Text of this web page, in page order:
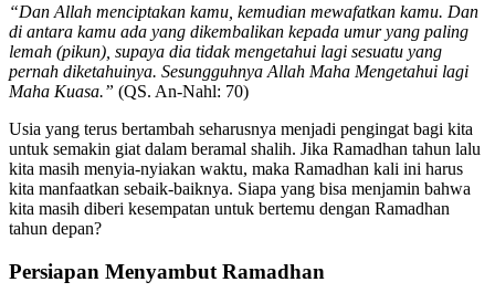
“Dan Allah menciptakan kamu, kemudian mewafatkan kamu. Dan
di antara kamu ada yang dikembalikan kepada umur yang paling
lemah (pikun), supaya dia tidak mengetahui lagi sesuatu yang
pernah diketahuinya. Sesungguhnya Allah Maha Mengetahui lagi
Maha Kuasa.” (QS. An-Nahl: 70)
Usia yang terus bertambah seharusnya menjadi pengingat bagi kita
untuk semakin giat dalam beramal shalih. Jika Ramadhan tahun lalu
kita masih menyia-nyiakan waktu, maka Ramadhan kali ini harus
kita manfaatkan sebaik-baiknya. Siapa yang bisa menjamin bahwa
kita masih diberi kesempatan untuk bertemu dengan Ramadhan
tahun depan?
Persiapan Menyambut Ramadhan